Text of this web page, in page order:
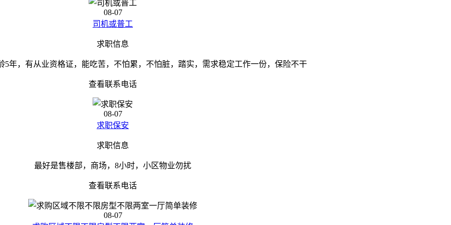
08-07
司机或普工
求职信息
5年，有从业资格证，能吃苦，不怕累，不怕脏，踏实，需求稳定工作一份，保险不干
查看联系电话
08-07
求职保安
求职信息
最好是售楼部，商场，8小时，小区物业勿扰
查看联系电话
08-07